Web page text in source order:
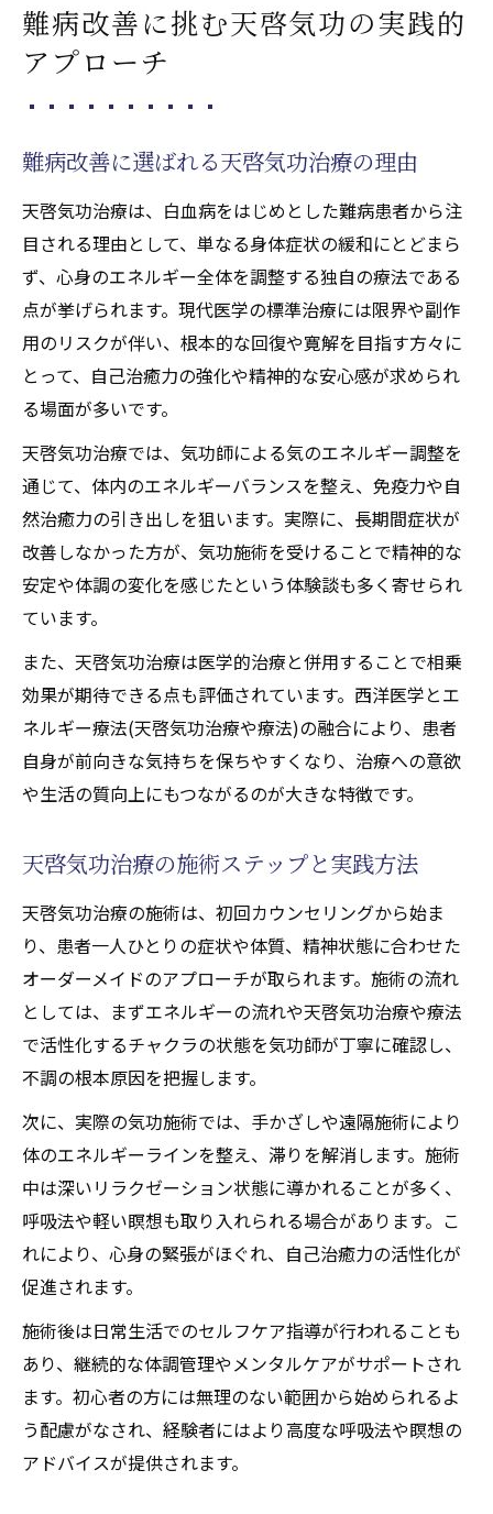
難病改善に挑む天啓気功の実践的
アプローチ
難病改善に選ばれる天啓気功治療の理由
天啓気功治療は、白血病をはじめとした難病患者から注
目される理由として、単なる身体症状の緩和にとどまら
ず、心身のエネルギー全体を調整する独自の療法である
点が挙げられます。現代医学の標準治療には限界や副作
用のリスクが伴い、根本的な回復や寛解を目指す方々に
とって、自己治癒力の強化や精神的な安心感が求められ
る場面が多いです。
天啓気功治療では、気功師による気のエネルギー調整を
通じて、体内のエネルギーバランスを整え、免疫力や自
然治癒力の引き出しを狙います。実際に、長期間症状が
改善しなかった方が、気功施術を受けることで精神的な
安定や体調の変化を感じたという体験談も多く寄せられ
ています。
また、天啓気功治療は医学的治療と併用することで相乗
効果が期待できる点も評価されています。西洋医学とエ
ネルギー療法(天啓気功治療や療法)の融合により、患者
自身が前向きな気持ちを保ちやすくなり、治療への意欲
や生活の質向上にもつながるのが大きな特徴です。
天啓気功治療の施術ステップと実践方法
天啓気功治療の施術は、初回カウンセリングから始ま
り、患者一人ひとりの症状や体質、精神状態に合わせた
オーダーメイドのアプローチが取られます。施術の流れ
としては、まずエネルギーの流れや天啓気功治療や療法
で活性化するチャクラの状態を気功師が丁寧に確認し、
不調の根本原因を把握します。
次に、実際の気功施術では、手かざしや遠隔施術により
体のエネルギーラインを整え、滞りを解消します。施術
中は深いリラクゼーション状態に導かれることが多く、
呼吸法や軽い瞑想も取り入れられる場合があります。こ
れにより、心身の緊張がほぐれ、自己治癒力の活性化が
促進されます。
施術後は日常生活でのセルフケア指導が行われることも
あり、継続的な体調管理やメンタルケアがサポートされ
ます。初心者の方には無理のない範囲から始められるよ
う配慮がなされ、経験者にはより高度な呼吸法や瞑想の
アドバイスが提供されます。